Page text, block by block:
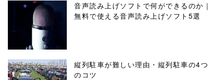
音声読み上げソフトで何ができるのか｜
無料で使える音声読み上げソフト5選
縦列駐車が難しい理由・縦列駐車の4つ
のコツ